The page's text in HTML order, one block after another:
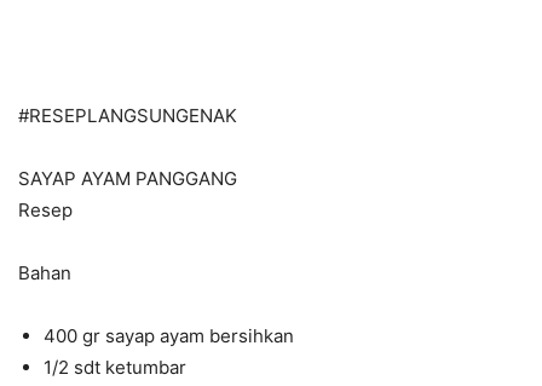
#RESEPLANGSUNGENAK
SAYAP AYAM PANGGANG
Resep
Bahan
400 gr sayap ayam bersihkan
1/2 sdt ketumbar